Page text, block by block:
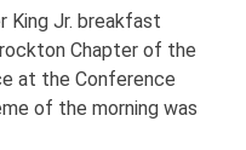
King Jr. breakfast
Chapter of the
at the Conference
of the morning was